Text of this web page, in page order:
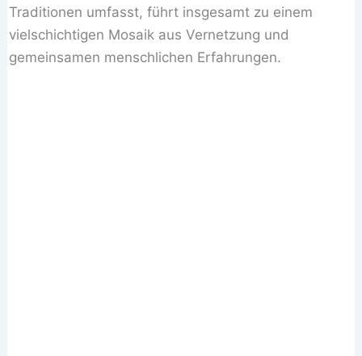
Traditionen umfasst, führt insgesamt zu einem
vielschichtigen Mosaik aus Vernetzung und
gemeinsamen menschlichen Erfahrungen.